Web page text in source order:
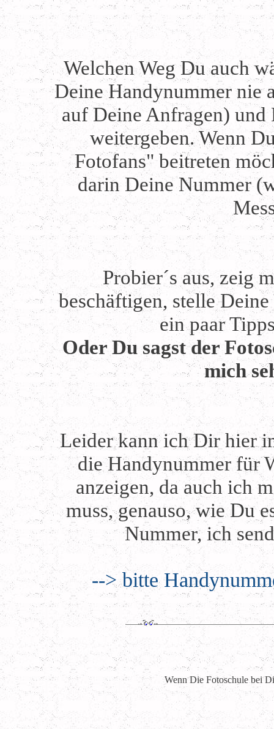
Welchen Weg Du auch
Deine Handynummer nie
auf Deine Anfragen)
weitergeben. Wenn
Fotofans" beitreten
darin Deine Nummer
Probier´s aus, zeig
beschäftigen, stelle
ein paar
Oder Du sagst der
mich
Leider kann ich Dir hier
die Handynummer für
anzeigen, da auch ich
muss, genauso, wie Du
Nummer, ich
--> bitte
Wenn Die Fotoschule bei